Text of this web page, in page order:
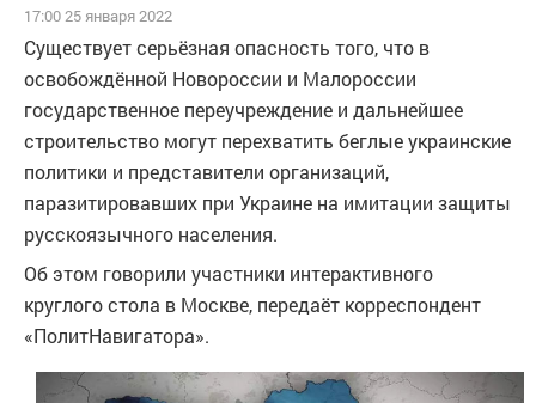
17:00 25 января 2022
Существует серьёзная опасность того, что в
освобождённой Новороссии и Малороссии
государственное переучреждение и дальнейшее
строительство могут перехватить беглые украинские
политики и представители организаций,
паразитировавших при Украине на имитации защиты
русскоязычного населения.
Об этом говорили участники интерактивного
круглого стола в Москве, передаёт корреспондент
«ПолитНавигатора».